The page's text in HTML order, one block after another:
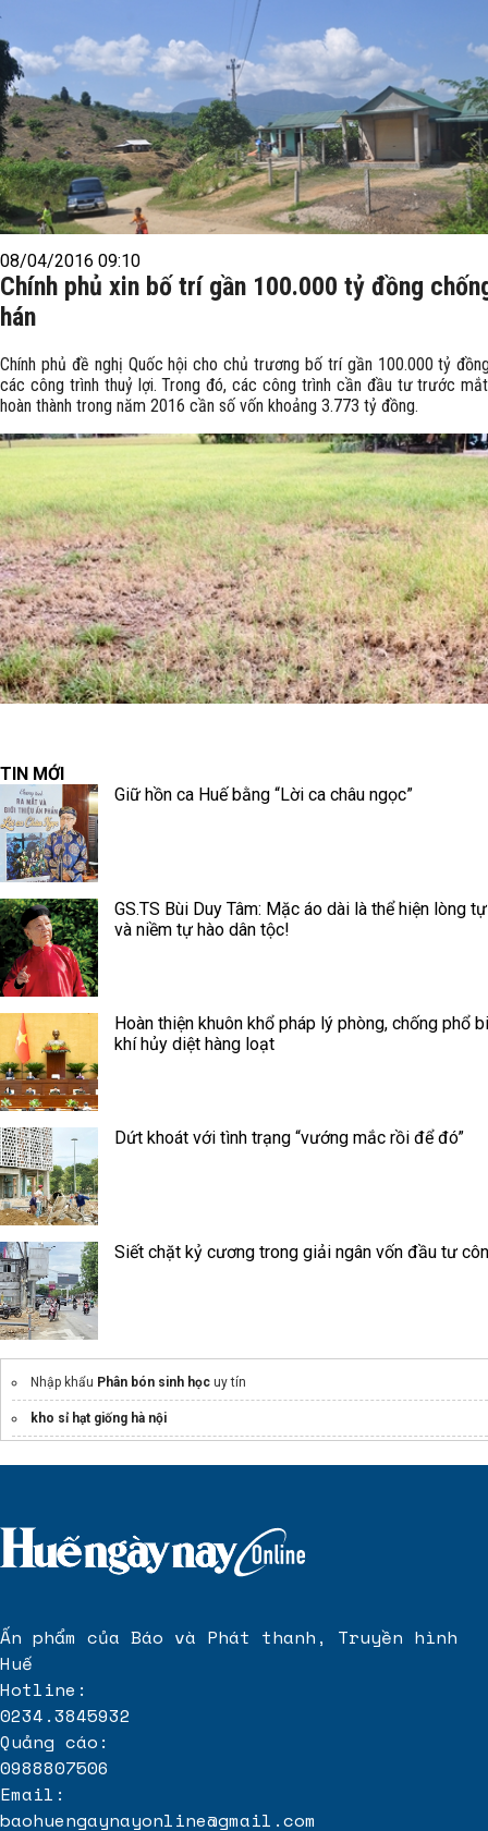
08/04/2016 09:10
Chính phủ xin bố trí gần 100.000 tỷ đồng
hán
Chính phủ đề nghị Quốc hội cho chủ trương bố trí gần 100.000 tỷ
các công trình thuỷ lợi. Trong đó, các công trình cần đầu tư trước
hoàn thành trong năm 2016 cần số vốn khoảng 3.773 tỷ đồng.
TIN MỚI
Giữ hồn ca Huế bằng “Lời ca châu ngọc”
GS.TS Bùi Duy Tâm: Mặc áo dài là thể hiện lòng
và niềm tự hào dân tộc!
Hoàn thiện khuôn khổ pháp lý phòng, chống phổ
khí hủy diệt hàng loạt
Dứt khoát với tình trạng “vướng mắc rồi để đó”
Siết chặt kỷ cương trong giải ngân vốn đầu tư
Nhập khẩu Phân bón sinh học uy tín
kho sỉ hạt giống hà nội
Ấn phẩm của Báo và Phát thanh, Truyền hình
Huế
Hotline:
0234.3845932
Quảng cáo:
0988807506
Email:
baohuengaynayonline@gmail.com